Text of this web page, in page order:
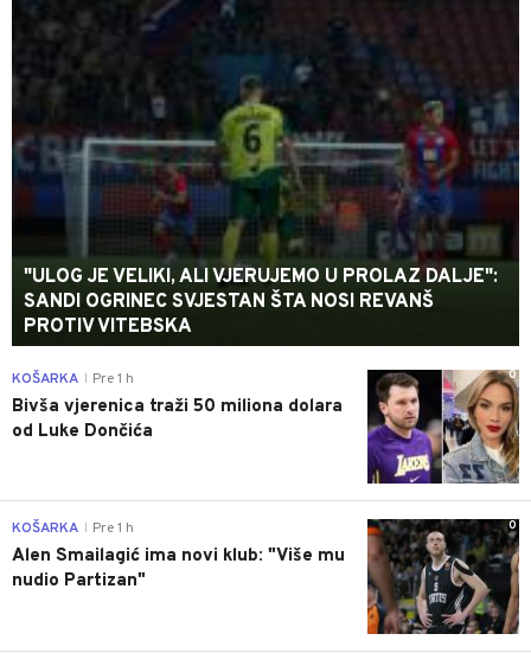
"ULOG JE VELIKI, ALI VJERUJEMO U PROLAZ DALJE":
SANDI OGRINEC SVJESTAN ŠTA NOSI REVANŠ
PROTIV VITEBSKA
0
KOŠARKA Pre 1 h
Bivša vjerenica traži 50 miliona dolara
od Luke Dončića
0
KOŠARKA Pre 1 h
Alen Smailagić ima novi klub: "Više mu
nudio Partizan"